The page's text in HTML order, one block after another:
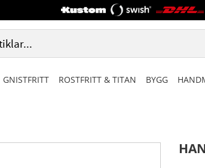
GNISTFRITT ROSTFRITT & TITAN BYGG